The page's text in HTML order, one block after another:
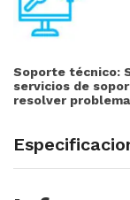
Soporte técnico:
servicios de
resolver